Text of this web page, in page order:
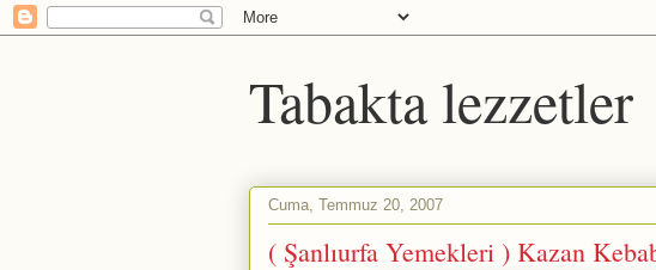
Tabakta lezzetler
Cuma, Temmuz 20, 2007
( Şanlıurfa Yemekleri ) Kazan